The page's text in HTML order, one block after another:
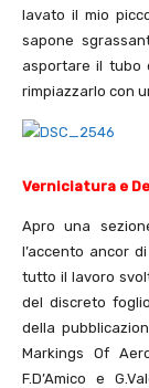
lavato il mio
sapone
asportare il tubo
rimpiazzarlo con
Verniciatura e
Apro una
l’accento ancor
tutto il lavoro
del discreto
della
Markings Of
F.D’Amico e